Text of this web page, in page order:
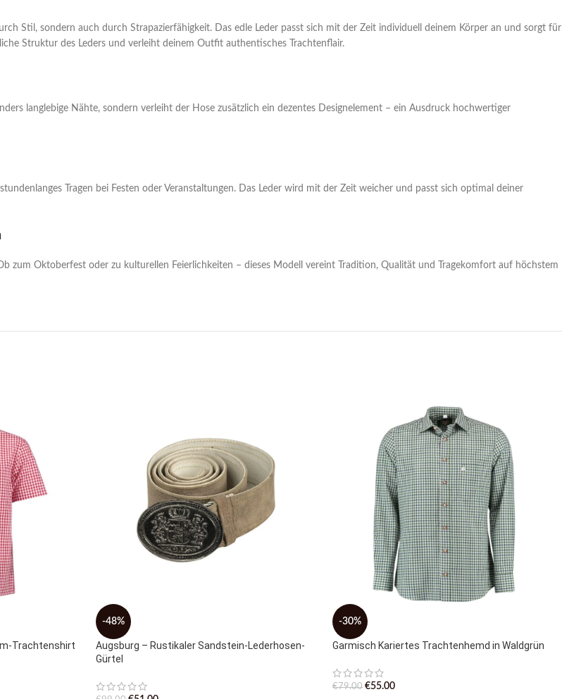
Stil, sondern auch durch Strapazierfähigkeit. Das edle Leder passt sich mit der Zeit individuell deinem Körper an und sorgt für
Struktur des Leders und verleiht deinem Outfit authentisches Trachtenflair.
langlebige Nähte, sondern verleiht der Hose zusätzlich ein dezentes Designelement – ein Ausdruck hochwertiger
Tragen bei Festen oder Veranstaltungen. Das Leder wird mit der Zeit weicher und passt sich optimal deiner
zum Oktoberfest oder zu kulturellen Feierlichkeiten – dieses Modell vereint Tradition, Qualität und Tragekomfort auf höchstem
Trachtenshirt
-48%
Augsburg – Rustikaler Sandstein-Lederhosen-
Gürtel
-30%
Garmisch Kariertes Trachtenhemd in Waldgrün
€79.00 €55.00